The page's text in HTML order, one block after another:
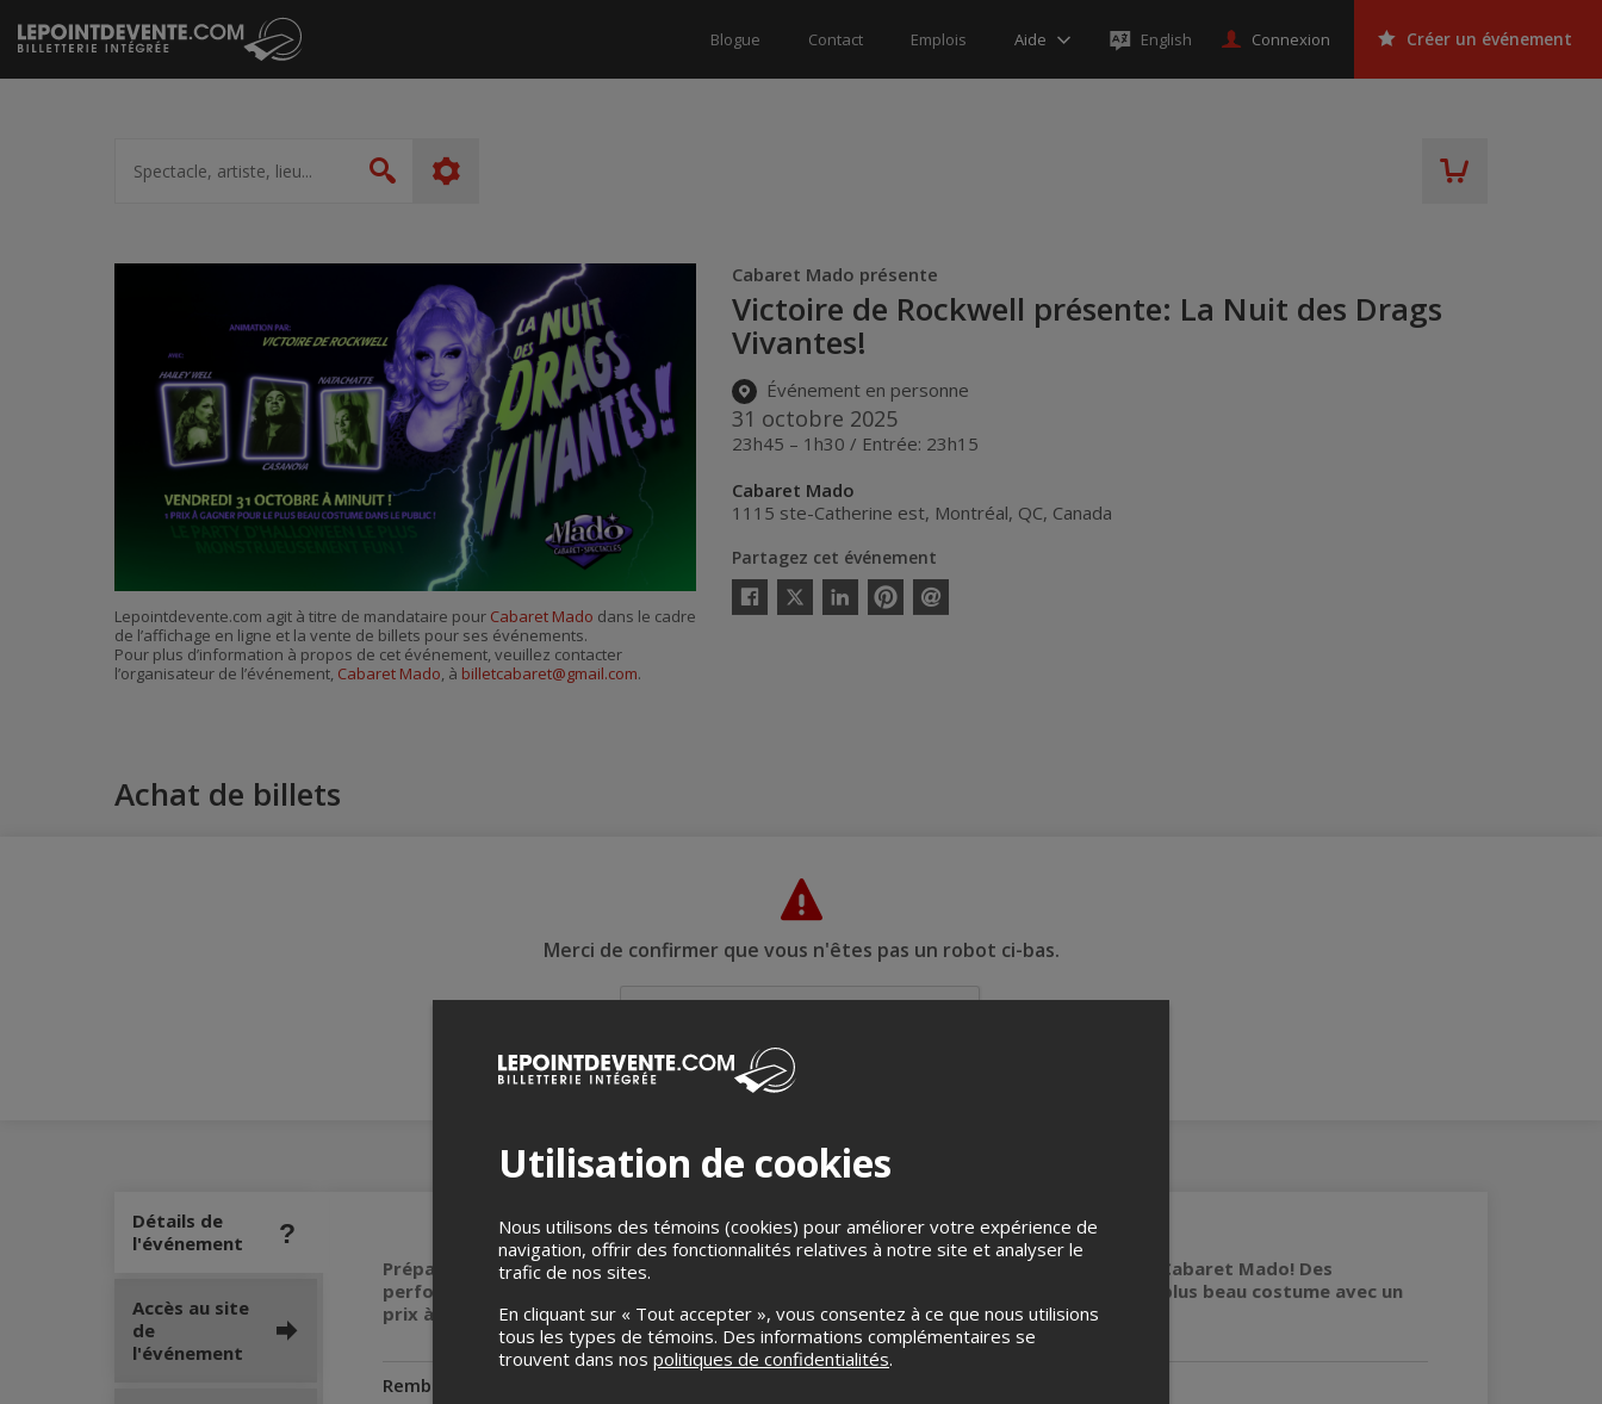
Passer
au
contenu
Blogue Contact Emplois Aide English Connexion Créer un événement
artiste,
lieu...
Rechercher
Cabaret Mado présente
Victoire de Rockwell présente: La Nuit des Drags
Vivantes!
Événement en personne
31 octobre 2025
23h45 – 1h30 / Entrée: 23h15
Cabaret Mado
1115 ste-Catherine est, Montréal, QC, Canada
Partagez cet événement
Facebook
Twitter
LinkedinPinterestEnvoyer
Lepointdevente.com agit à titre de mandataire pour Cabaret Mado dans le cadre
de l’affichage en ligne et la vente de billets pour ses événements.
Pour plus d’information à propos de cet événement, veuillez contacter
l’organisateur de l’événement, Cabaret Mado, à billetcabaret@gmail.com.
Achat de billets
Merci de confirmer que vous n'êtes pas un robot ci-bas.
Détails de
l'événement
Préparez-vous à une soirée terrifiante de glamour avec La Nuit des Drags Vivantes au Cabaret Mado! Des
performances envoûtantes, une ambiance d’Halloween électrisante et un concours du plus beau costume avec un
prix à gagner.Venez vivre le party le plus monstrueusement fun de l’année!
Remboursements
Accès au site
de
l'événement
Utilisation de cookies
Nous utilisons des témoins (cookies) pour améliorer votre expérience de
navigation, offrir des fonctionnalités relatives à notre site et analyser le
trafic de nos sites.
En cliquant sur « Tout accepter », vous consentez à ce que nous utilisions
tous les types de témoins. Des informations complémentaires se
trouvent dans nos politiques de confidentialités.